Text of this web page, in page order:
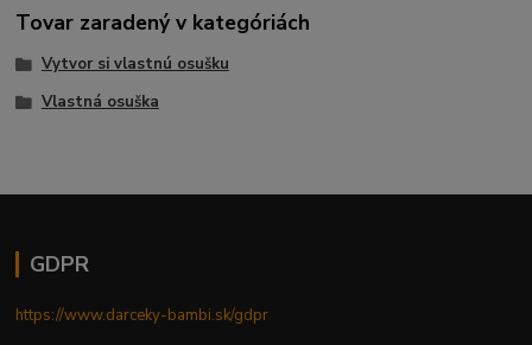
Tovar zaradený v kategóriách
Vytvor si vlastnú osušku
Vlastná osuška
GDPR
https://www.darceky-bambi.sk/gdpr